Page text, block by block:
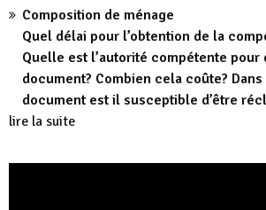
Composition de ménage
Quel délai pour l’obtention de la
Quelle est l’autorité compétente pour
document? Combien cela coûte?
document est il susceptible d’être
lire la suite